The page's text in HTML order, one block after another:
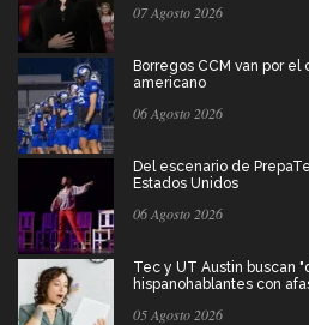
07 Agosto 2026
Borregos CCM van por
americano
06 Agosto 2026
Del escenario de
Estados Unidos
06 Agosto 2026
Tec y UT Austin buscan
hispanohablantes con
05 Agosto 2026